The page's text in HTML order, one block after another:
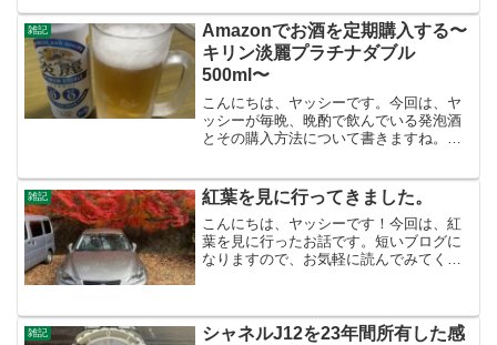
社に到着です。今日は日曜日で、人が多
いです。七五三の方が多い...
雑記
Amazonでお酒を定期購入する〜
キリン淡麗プラチナダブル
500ml〜
こんにちは、ヤッシーです。今回は、ヤ
ッシーが毎晩、晩酌で飲んでいる発泡酒
とその購入方法について書きますね。未
麗プラチナダブル500mlを飲んでいます。
健康診断の前日や外...
雑記 紅葉を見に行ってきました。
こんにちは、ヤッシーです！今回は、紅
葉を見に行ったお話です。短いブログに
なりますので、お気軽に読んでみてくだ
いろんなところを歩いてい...
雑記
シャネルJ12を23年間所有した感